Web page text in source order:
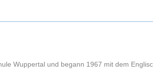
Wuppertal und begann 1967 mit dem